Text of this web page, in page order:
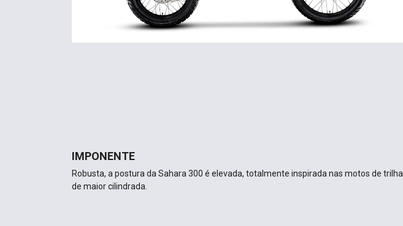
IMPONENTE
Robusta, a postura da Sahara 300 é elevada, totalmente inspirada nas motos de trilha
de maior cilindrada.